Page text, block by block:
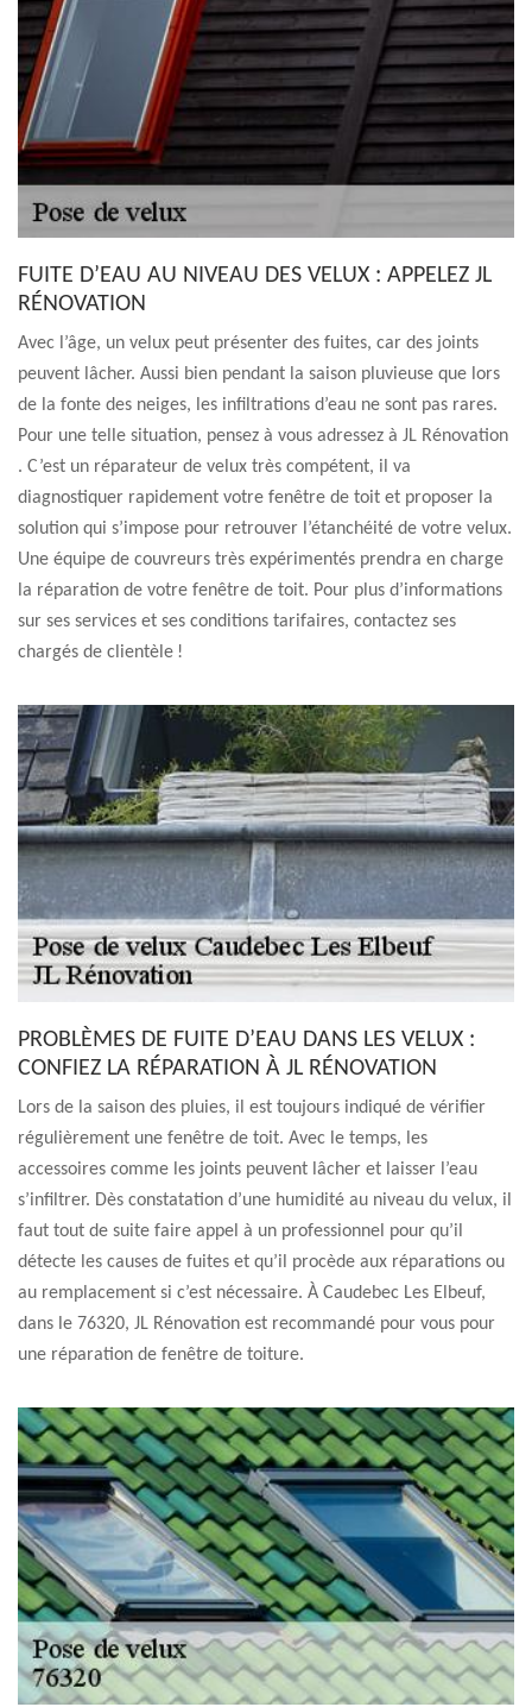
FUITE D’EAU AU NIVEAU DES VELUX : APPELEZ JL
RÉNOVATION
Avec l’âge, un velux peut présenter des fuites, car des joints
peuvent lâcher. Aussi bien pendant la saison pluvieuse que lors
de la fonte des neiges, les infiltrations d’eau ne sont pas rares.
Pour une telle situation, pensez à vous adressez à JL Rénovation
. C’est un réparateur de velux très compétent, il va
diagnostiquer rapidement votre fenêtre de toit et proposer la
solution qui s’impose pour retrouver l’étanchéité de votre velux.
Une équipe de couvreurs très expérimentés prendra en charge
la réparation de votre fenêtre de toit. Pour plus d’informations
sur ses services et ses conditions tarifaires, contactez ses
chargés de clientèle !
PROBLÈMES DE FUITE D’EAU DANS LES VELUX :
CONFIEZ LA RÉPARATION À JL RÉNOVATION
Lors de la saison des pluies, il est toujours indiqué de vérifier
régulièrement une fenêtre de toit. Avec le temps, les
accessoires comme les joints peuvent lâcher et laisser l’eau
s’infiltrer. Dès constatation d’une humidité au niveau du velux, il
faut tout de suite faire appel à un professionnel pour qu’il
détecte les causes de fuites et qu’il procède aux réparations ou
au remplacement si c’est nécessaire. À Caudebec Les Elbeuf,
dans le 76320, JL Rénovation est recommandé pour vous pour
une réparation de fenêtre de toiture.